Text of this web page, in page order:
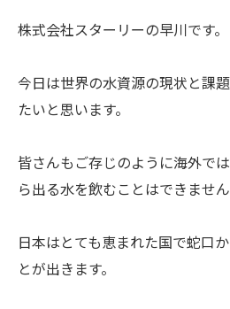
株式会社スターリーの早川です。
今日は世界の水資源の現状と課
たいと思います。
皆さんもご存じのように海外で
ら出る水を飲むことはできません
日本はとても恵まれた国で蛇口
とが出きます。